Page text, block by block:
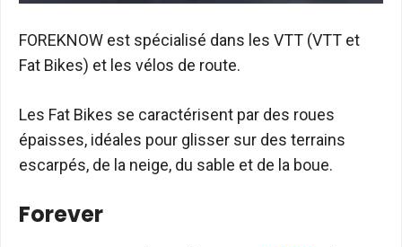
FOREKNOW est spécialisé dans les VTT (VTT et
Fat Bikes) et les vélos de route.
Les Fat Bikes se caractérisent par des roues
épaisses, idéales pour glisser sur des terrains
escarpés, de la neige, du sable et de la boue.
Forever